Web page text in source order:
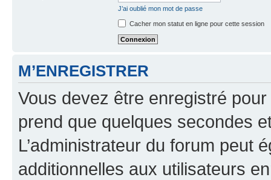
J’ai oublié mon mot de passe
Cacher mon statut en ligne pour cette session
M’ENREGISTRER
Vous devez être enregistré
prend que quelques secondes
L’administrateur du forum peut
additionnelles aux utilisateurs